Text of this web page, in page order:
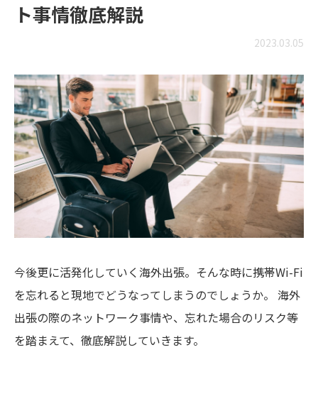
ト事情徹底解説
2023.03.05
今後更に活発化していく海外出張。そんな時に携帯Wi-Fi
を忘れると現地でどうなってしまうのでしょうか。 海外
出張の際のネットワーク事情や、忘れた場合のリスク等
を踏まえて、徹底解説していきます。